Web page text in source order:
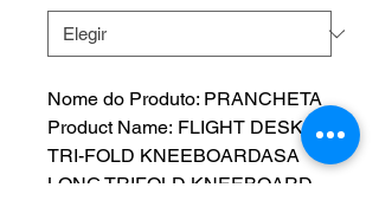
Nome do Produto: PRANCHETA
Product Name: FLIGHT DESK
TRI-FOLD KNEEBOARDASA
LONG TRIFOLD KNEEBOARD